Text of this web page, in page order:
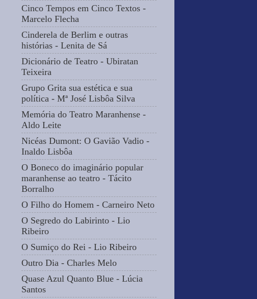
Cinco Tempos em Cinco Textos -
Marcelo Flecha
Cinderela de Berlim e outras
histórias - Lenita de Sá
Dicionário de Teatro - Ubiratan
Teixeira
Grupo Grita sua estética e sua
política - Mª José Lisbôa Silva
Memória do Teatro Maranhense -
Aldo Leite
Nicéas Dumont: O Gavião Vadio -
Inaldo Lisbôa
O Boneco do imaginário popular
maranhense ao teatro - Tácito
Borralho
O Filho do Homem - Carneiro Neto
O Segredo do Labirinto - Lio
Ribeiro
O Sumiço do Rei - Lio Ribeiro
Outro Dia - Charles Melo
Quase Azul Quanto Blue - Lúcia
Santos